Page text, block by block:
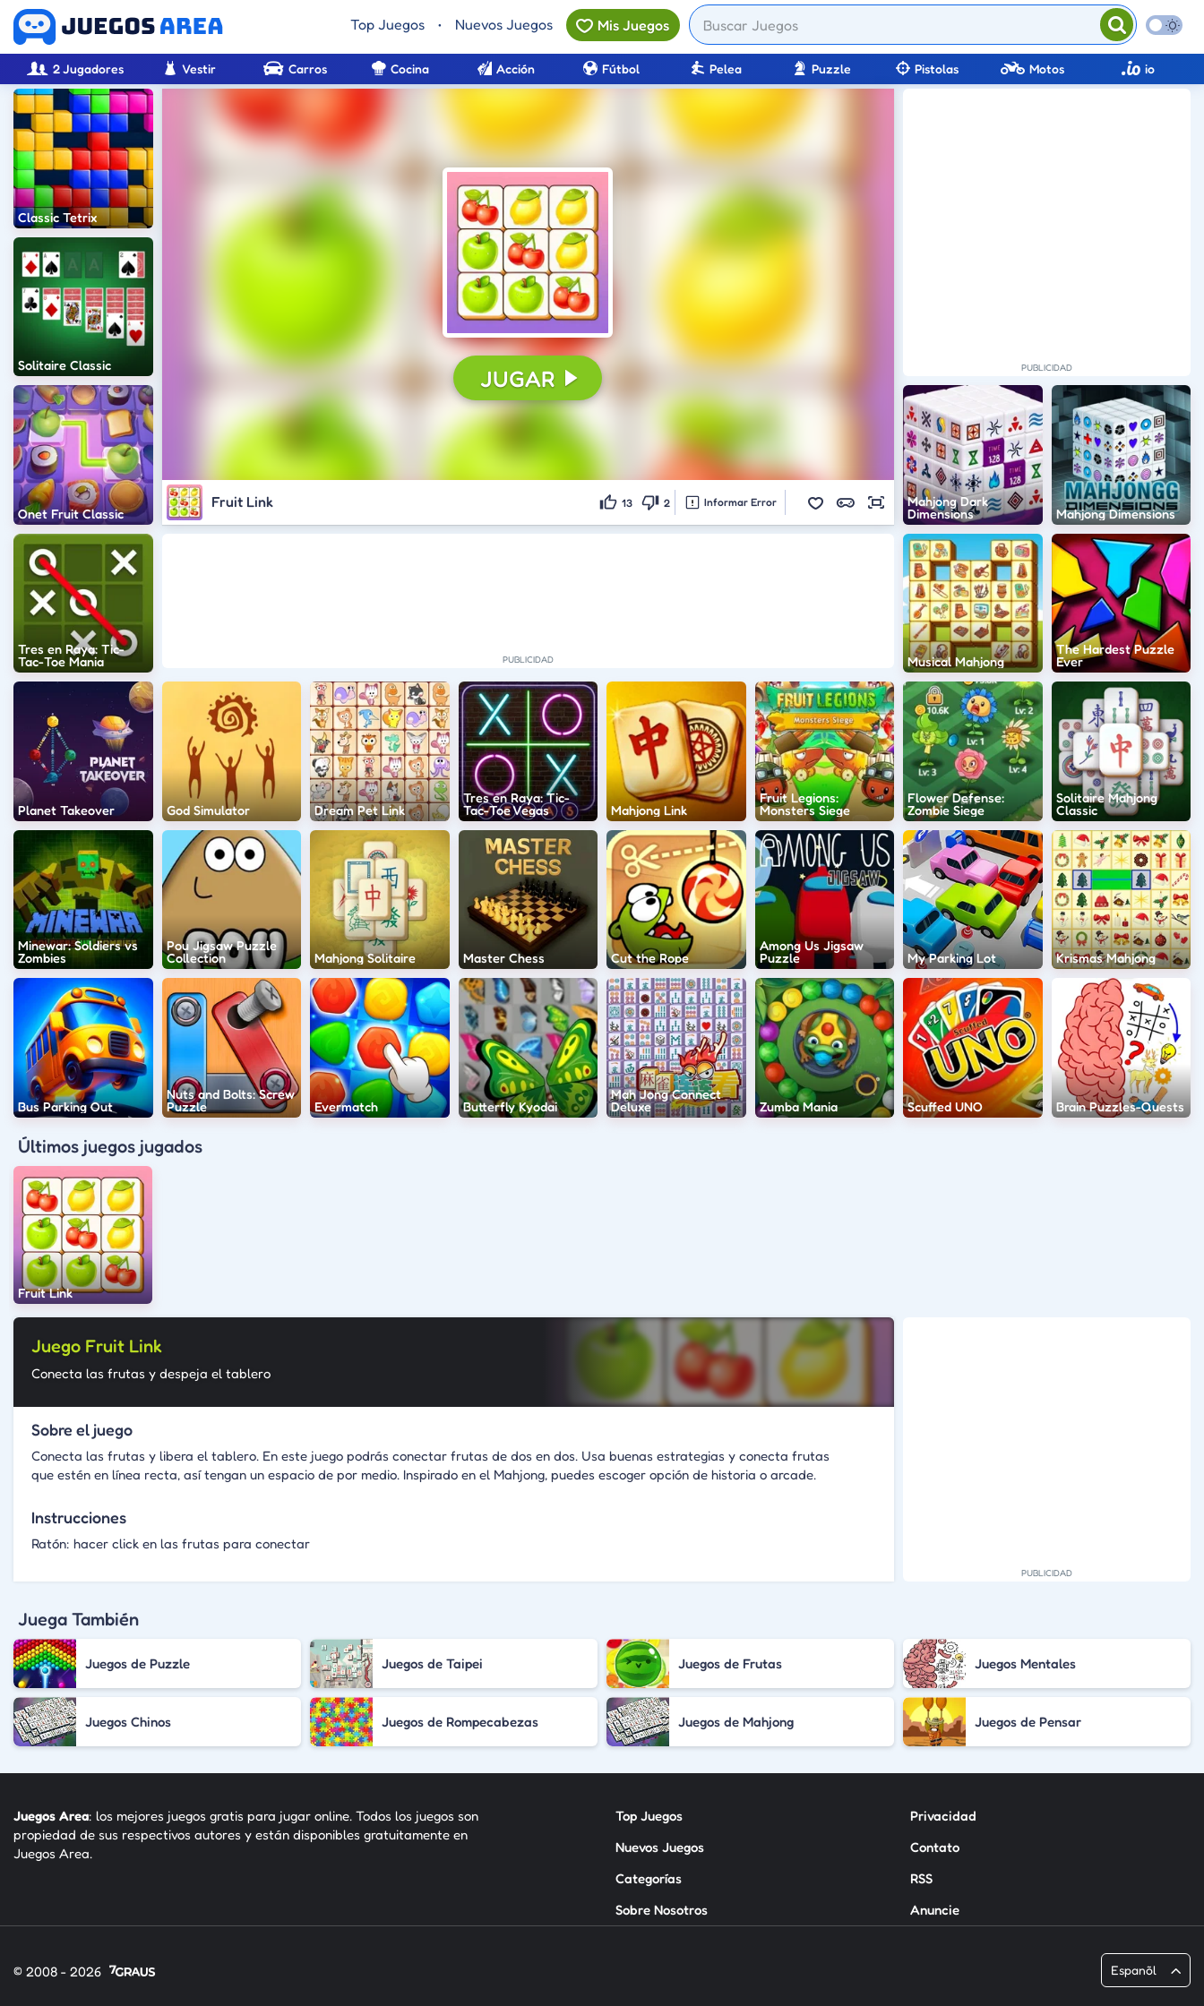
Top Juegos • Nuevos Juegos Mis Juegos
2 Jugadores Vestir Carros Cocina Acción Fútbol Pelea Puzzle Pistolas Motos io
JUGAR
Fruit Link 13 2 Informar Error
Classic Tetrix
Solitaire Classic
Onet Fruit Classic
Mahjong Dark
Dimensions
Mahjong Dimensions
Tres en Raya: Tic-
Tac-Toe Mania
Musical Mahjong
The Hardest Puzzle
Ever
Planet Takeover God Simulator Dream Pet Link
Tres en Raya: Tic-
Tac-Toe Vegas
Mahjong Link
Fruit Legions:
Monsters Siege
Flower Defense:
Zombie Siege
Solitaire Mahjong
Classic
Minewar: Soldiers vs
Zombies
Pou Jigsaw Puzzle
Collection
Mahjong Solitaire Master Chess Cut the Rope
Among Us Jigsaw
Puzzle
My Parking Lot Krismas Mahjong
Bus Parking Out
Nuts and Bolts: Screw
Puzzle
Evermatch Butterfly Kyodai
Mah Jong Connect
Deluxe
Zumba Mania Scuffed UNO Brain Puzzles-Quests
Últimos juegos jugados
Fruit Link
Juego Fruit Link
Conecta las frutas y despeja el tablero
Sobre el juego
Conecta las frutas y libera el tablero. En este juego podrás conectar frutas de dos en dos. Usa buenas estrategias y conecta frutas
que estén en línea recta, así tengan un espacio de por medio. Inspirado en el Mahjong, puedes escoger opción de historia o arcade.
Instrucciones
Ratón: hacer click en las frutas para conectar
Juega También
Juegos de Puzzle Juegos de Taipei Juegos de Frutas Juegos Mentales
Juegos Chinos Juegos de Rompecabezas Juegos de Mahjong Juegos de Pensar
Top Juegos
Nuevos Juegos
Categorías
Sobre Nosotros
Privacidad
Contato
RSS
Anuncie
Juegos Area: los mejores juegos gratis para jugar online. Todos los juegos son
propiedad de sus respectivos autores y están disponibles gratuitamente en
Juegos Area.
© 2008 - 2026 Espanõl